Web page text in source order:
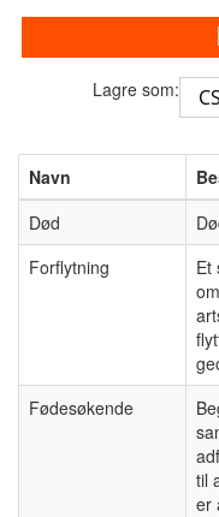
Lagre som:
Navn
Død
Forflytning
Et
Fødesøkende
til
er